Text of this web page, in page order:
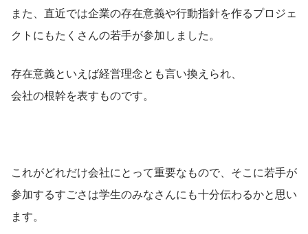
また、直近では企業の存在意義や行動指針を作るプロジェ
クトにもたくさんの若手が参加しました。
存在意義といえば経営理念とも言い換えられ、
会社の根幹を表すものです。
これがどれだけ会社にとって重要なもので、そこに若手が
参加するすごさは学生のみなさんにも十分伝わるかと思い
ます。